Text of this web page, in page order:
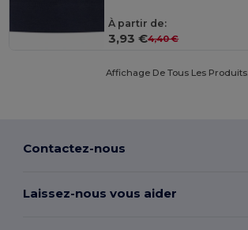
À partir de:
3,93 €4,40 €
Affichage De Tous Les Produits.
Contactez-nous
Laissez-nous vous aider